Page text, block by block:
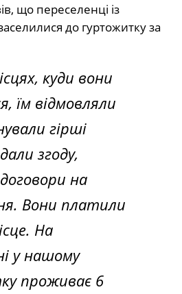
що переселенці із
до гуртожитку за
куди вони
їм відмовляли
гірші
згоду,
на
Вони платили
На
у нашому
проживає 6